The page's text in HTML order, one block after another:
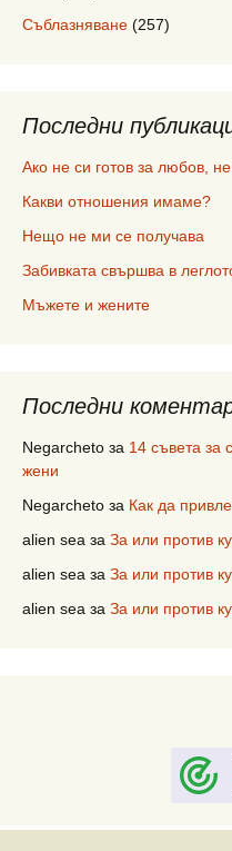
Съблазняване (257)
Последни
Ако не си готов за любов,
Какви отношения имаме?
Нещо не ми се получава
Забивката свършва в
Мъжете и жените
Последни
Negarcheto за 14 съвета за
жени
Negarcheto за Как да
alien sea за За или против
alien sea за За или против
alien sea за За или против